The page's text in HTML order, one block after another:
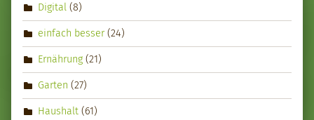
Digital (8)
einfach besser(24)
Ernährung (21)
Garten (27)
Haushalt (61)